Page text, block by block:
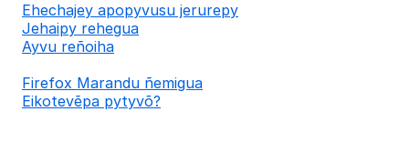
Ehechajey apopyvusu jerurepy
Jehaipy rehegua
Ayvu reñoiha
Firefox Marandu ñemigua
Eikotevẽpa pytyvõ?